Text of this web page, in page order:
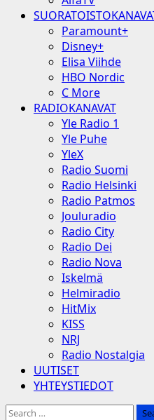
Paramount+
Disney+
Elisa Viihde
HBO Nordic
C More
RADIOKANAVAT
Yle Radio 1
Yle Puhe
YleX
Radio Suomi
Radio Helsinki
Radio Patmos
Jouluradio
Radio City
Radio Dei
Radio Nova
Iskelmä
Helmiradio
HitMix
KISS
NRJ
Radio Nostalgia
UUTISET
YHTEYSTIEDOT
Search